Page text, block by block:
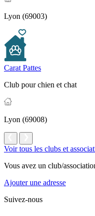
Lyon (69003)
Carat Pattes
Club pour chien et chat
Lyon (69008)
Voir tous les clubs et
Vous avez un club/
Ajouter une adresse
Suivez-nous